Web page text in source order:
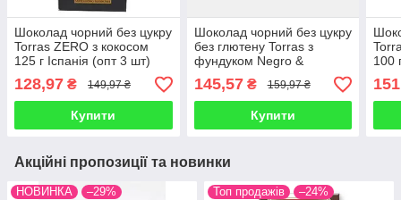
Шоколад чорний без цукру
Torras ZERO з кокосом
125 г Іспанія (опт 3 шт)
128,97 ₴ 149,97 ₴
Купити
Шоколад чорний без цукру
без глютену Torras з
фундуком Negro &
145,57₴ 159,97 ₴
Купити
100
Акційні пропозиції та новинки
НОВИНКА –29% Топ продажів –24%